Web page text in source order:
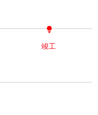
竣工